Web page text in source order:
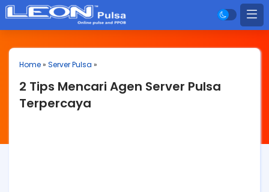
Home» Server Pulsa »
2 Tips Mencari Agen Server Pulsa
Terpercaya